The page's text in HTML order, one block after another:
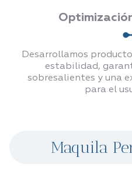
Desarrollamos
estabilidad,
sobresalientes y una
para el
Maquila